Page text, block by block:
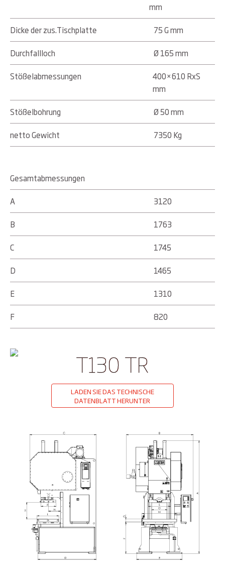
mm
Dicke der zus.Tischplatte
75 G mm
Durchfallloch
Ø 165 mm
Stößelabmessungen
400×610 RxS
mm
Stößelbohrung
Ø 50 mm
netto Gewicht
7350 Kg
Gesamtabmessungen
A
3120
B
1763
C
1745
D
1465
E
1310
F
820
T130 TR
LADEN SIE DAS TECHNISCHE
DATENBLATT HERUNTER